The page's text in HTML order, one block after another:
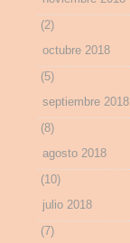
(2)
octubre 2018
(5)
septiembre 2018
(8)
agosto 2018
(10)
julio 2018
(7)